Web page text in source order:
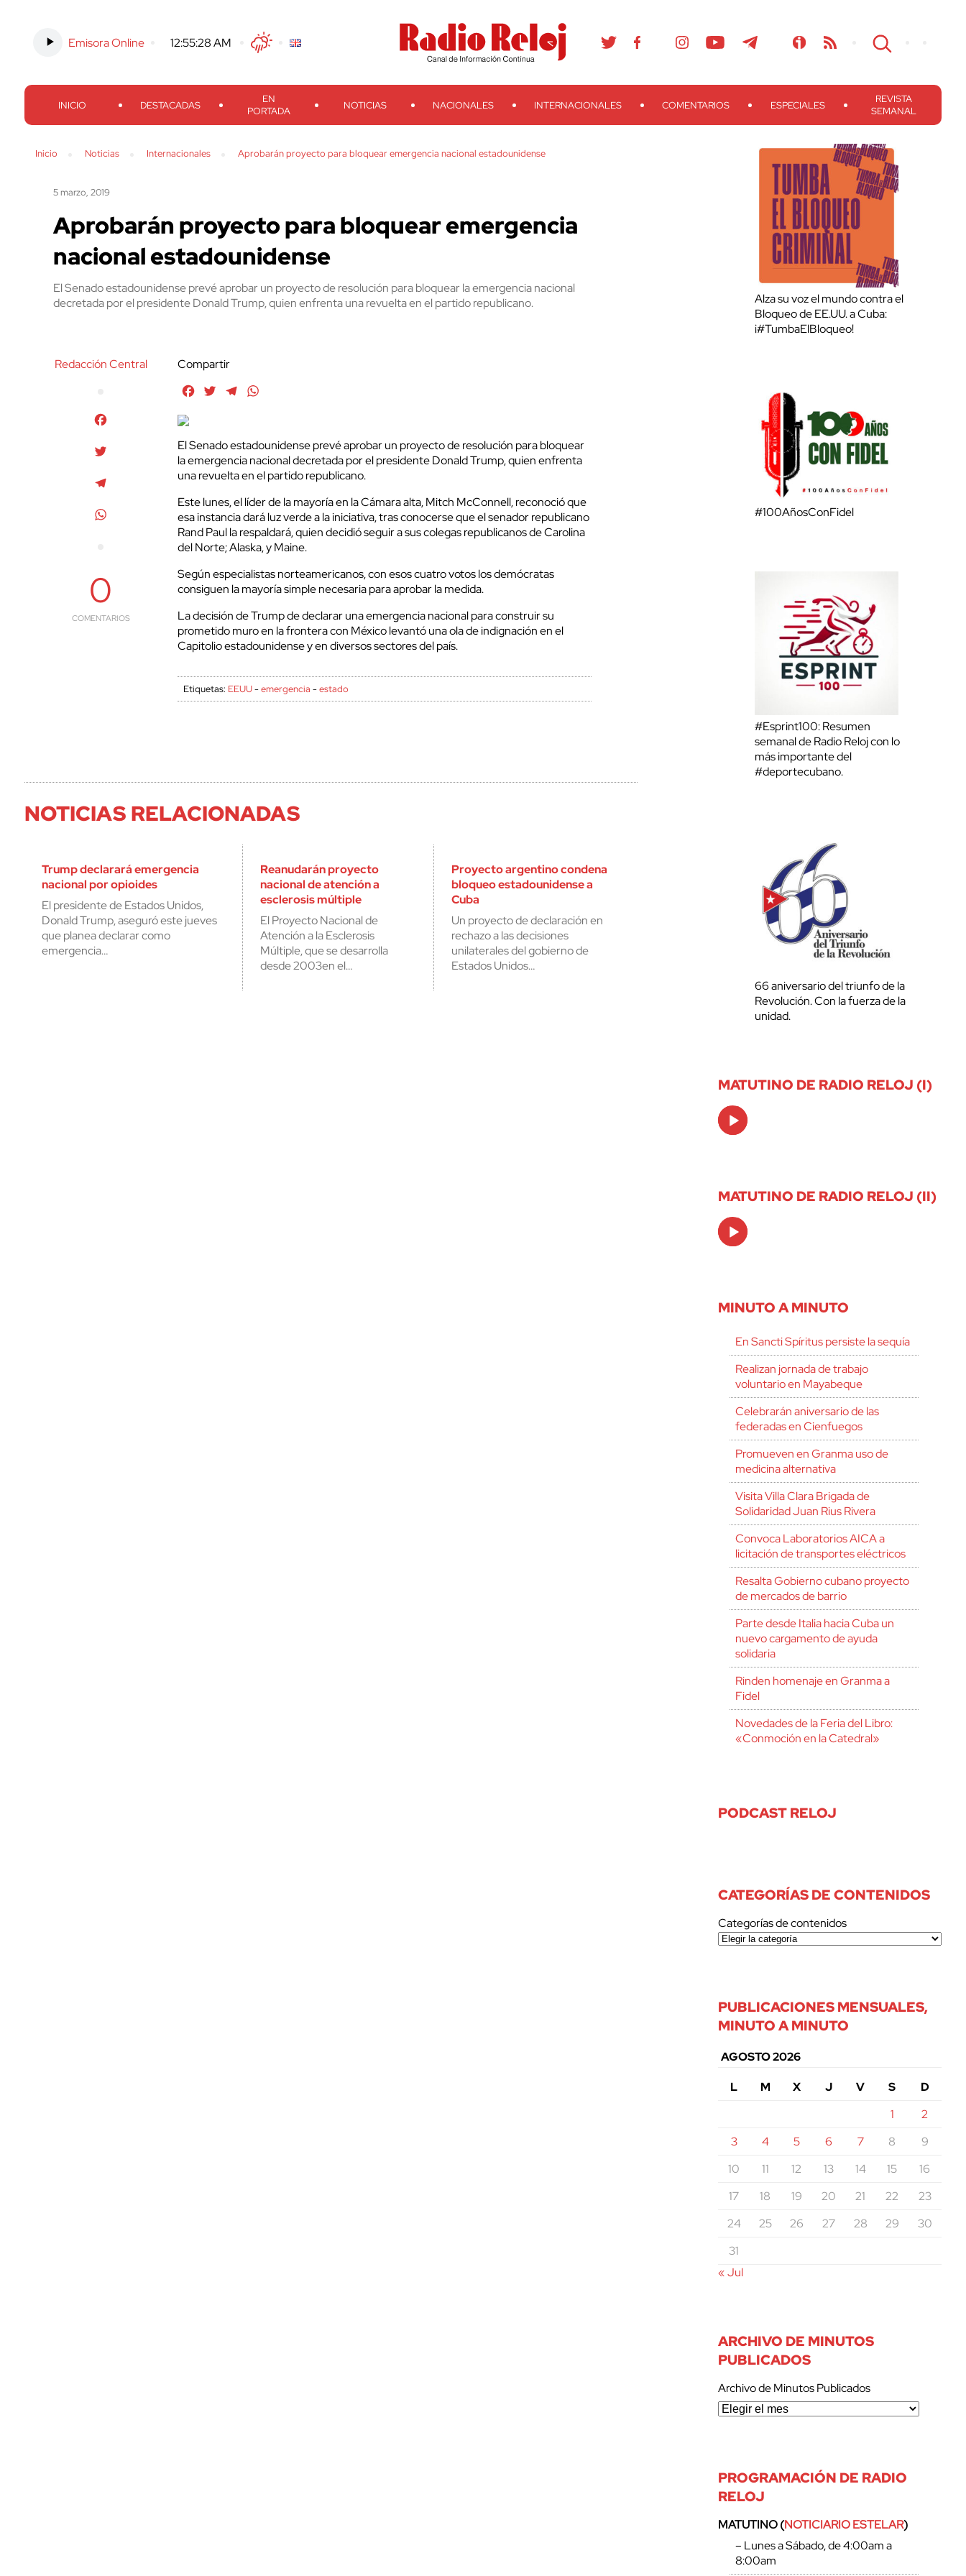
Emisora Online -12:55:29 AM TwitterFacebook
Threads
Instagram TelegramTeveo Ivoox RSS Search
INICIO DESTACADAS
EN
PORTADA
NOTICIAS NACIONALES INTERNACIONALES COMENTARIOS ESPECIALES
REVISTA
SEMANAL
Inicio Noticias Internacionales Aprobarán proyecto para bloquear emergencia nacional estadounidense
5 marzo, 2019
Aprobarán proyecto para bloquear emergencia
nacional estadounidense
El Senado estadounidense prevé aprobar un proyecto de resolución para bloquear la emergencia nacional
decretada por el presidente Donald Trump, quien enfrenta una revuelta en el partido republicano.
Redacción Central
0
COMENTARIOS
Compartir
FacebookTwitterTelegram
El Senado estadounidense prevé aprobar un proyecto de resolución para bloquear
la emergencia nacional decretada por el presidente Donald Trump, quien enfrenta
una revuelta en el partido republicano.
Este lunes, el líder de la mayoría en la Cámara alta, Mitch McConnell, reconoció que
esa instancia dará luz verde a la iniciativa, tras conocerse que el senador republicano
Rand Paul la respaldará, quien decidió seguir a sus colegas republicanos de Carolina
del Norte; Alaska, y Maine.
Según especialistas norteamericanos, con esos cuatro votos los demócratas
consiguen la mayoría simple necesaria para aprobar la medida.
La decisión de Trump de declarar una emergencia nacional para construir su
prometido muro en la frontera con México levantó una ola de indignación en el
Capitolio estadounidense y en diversos sectores del país.
Etiquetas: EEUU-emergencia -estado
NOTICIAS RELACIONADAS
Trump declarará emergencia
nacional por opioides
El presidente de Estados Unidos,
Donald Trump, aseguró este jueves
que planea declarar como
emergencia…
Reanudarán proyecto
nacional de atención a
esclerosis múltiple
El Proyecto Nacional de
Atención a la Esclerosis
Múltiple, que se desarrolla
desde 2003en el…
Proyecto argentino condena
bloqueo estadounidense a
Cuba
Un proyecto de declaración en
rechazo a las decisiones
unilaterales del gobierno de
Estados Unidos…
Alza su voz el mundo contra el
Bloqueo de EE.UU. a Cuba:
¡#TumbaElBloqueo!
#100AñosConFidel
#Esprint100: Resumen
semanal de Radio Reloj con lo
más importante del
#deportecubano.
66 aniversario del triunfo de la
Revolución. Con la fuerza de la
unidad.
MATUTINO DE RADIO RELOJ (I)
Audio
Player
MATUTINO DE RADIO RELOJ (II)
Audio
Player
MINUTO A MINUTO
En Sancti Spíritus persiste la sequía
Realizan jornada de trabajo
voluntario en Mayabeque
Celebrarán aniversario de las
federadas en Cienfuegos
Promueven en Granma uso de
medicina alternativa
Visita Villa Clara Brigada de
Solidaridad Juan Rius Rivera
Convoca Laboratorios AICA a
licitación de transportes eléctricos
Resalta Gobierno cubano proyecto
de mercados de barrio
Parte desde Italia hacia Cuba un
nuevo cargamento de ayuda
solidaria
Rinden homenaje en Granma a
Fidel
Novedades de la Feria del Libro:
«Conmoción en la Catedral»
PODCAST RELOJ
CATEGORÍAS DE CONTENIDOS
Categorías de contenidos
PUBLICACIONES MENSUALES,
MINUTO A MINUTO
AGOSTO 2026
L
M X J V S
D
1
2
3
4 5 6 7 8
9
10
11 12 13 14 15
16
17
18 19 20 21 22
23
24
25 26 27 28 29
30
31
« Jul
ARCHIVO DE MINUTOS
PUBLICADOS
Archivo de Minutos Publicados
PROGRAMACIÓN DE RADIO
RELOJ
MATUTINO (NOTICIARIO ESTELAR)
– Lunes a Sábado, de 4:00am a
8:00am